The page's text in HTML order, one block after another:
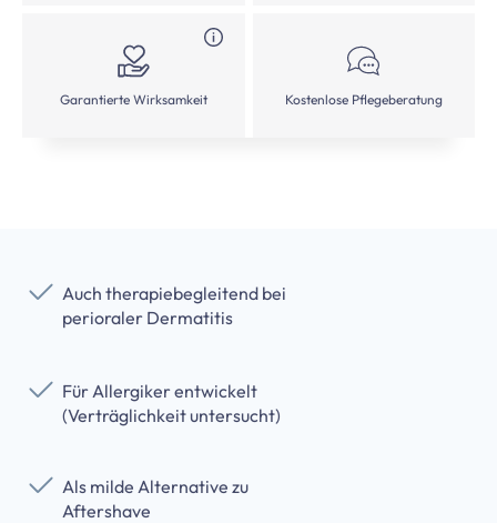
Garantierte Wirksamkeit Kostenlose Pflegeberatung
Auch therapiebegleitend bei
perioraler Dermatitis
Für Allergiker entwickelt
(Verträglichkeit untersucht)
Als milde Alternative zu
Aftershave